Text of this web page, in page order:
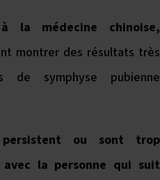
la médecine chinoise,
montrer des résultats très
de symphyse pubienne
ou sont trop
avec la personne qui suit